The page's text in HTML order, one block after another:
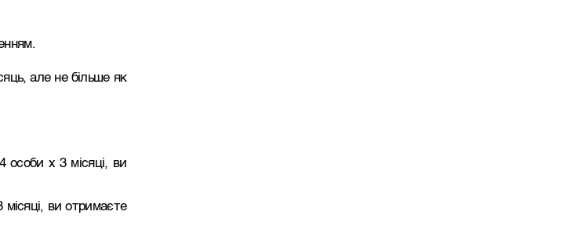
але не більше як
особи х 3 місяці, ви
місяці, ви отримаєте